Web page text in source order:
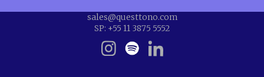
sales@questtono.com
SP: +55 11 3875 5552